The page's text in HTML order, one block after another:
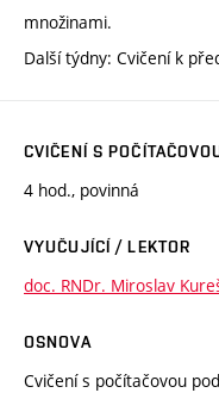
množinami.
Další týdny: Cvičení k
CVIČENÍ S
4 hod., povinná
VYUČUJÍCÍ / LEKTOR
doc. RNDr. Miroslav
OSNOVA
Cvičení s počítačovou